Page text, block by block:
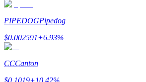
PIPEDOGPipedog
$0.002591+6.93%
CCCanton